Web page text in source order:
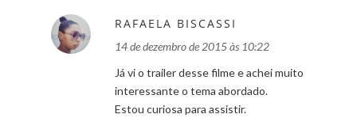
RAFAELA BISCASSI
14 de dezembro de 2015 às 10:22
Já vi o trailer desse filme e achei muito
interessante o tema abordado.
Estou curiosa para assistir.